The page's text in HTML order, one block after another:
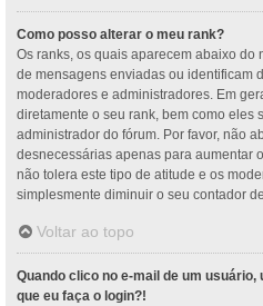
Como posso alterar o meu rank?
Os ranks, os quais aparecem abaixo do
de mensagens enviadas ou identificam
moderadores e administradores. Em
diretamente o seu rank, bem como eles
administrador do fórum. Por favor, não
desnecessárias apenas para aumentar
não tolera este tipo de atitude e os
simplesmente diminuir o seu contador
Voltar ao topo
Quando clico no e-mail de um
que eu faça o login?!